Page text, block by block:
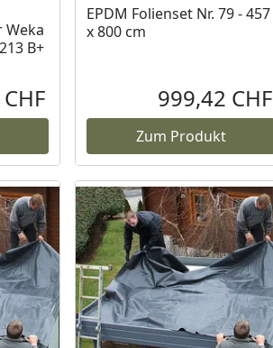
Weka
B+
EPDM Folienset Nr. 79 - 457
x 800 cm
999,42 CHF
Zum Produkt